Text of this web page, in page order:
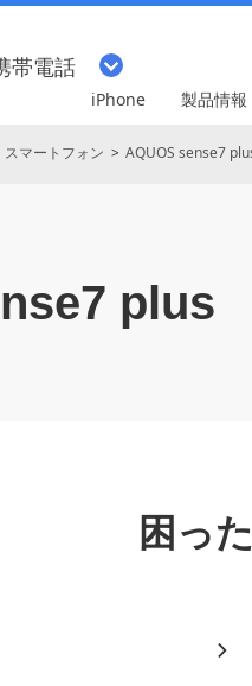
帯電話
iPhone 製品情報
スマートフォン AQUOS sense7
plus
困っ